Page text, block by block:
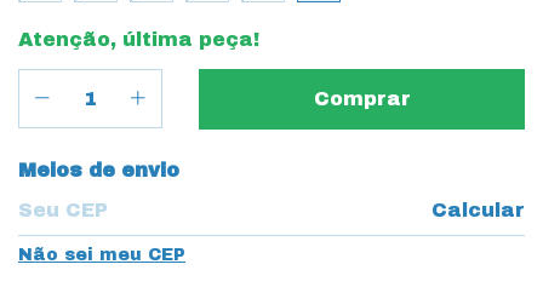
Atenção, última peça!
Entregas para o CEP:
Meios de envio
Calcular
Não sei meu CEP